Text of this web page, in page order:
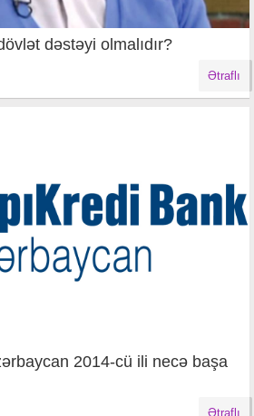
dəstəyi olmalıdır?
Ətraflı
2014-cü ili necə başa
Ətraflı